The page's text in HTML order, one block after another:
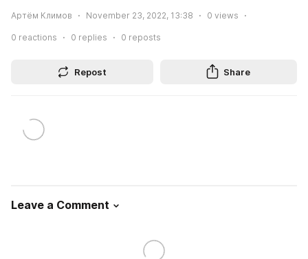
Артём Климов November 23, 2022, 13:38 0 views
0 reactions 0 replies 0 reposts
Repost Share
Leave a Comment